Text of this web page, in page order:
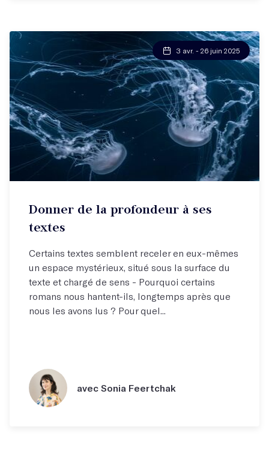
3 avr. - 26 juin 2025
Donner de la profondeur à ses
textes
Certains textes semblent receler en eux-mêmes
un espace mystérieux, situé sous la surface du
texte et chargé de sens - Pourquoi certains
romans nous hantent-ils, longtemps après que
nous les avons lus ? Pour quel...
avec Sonia Feertchak